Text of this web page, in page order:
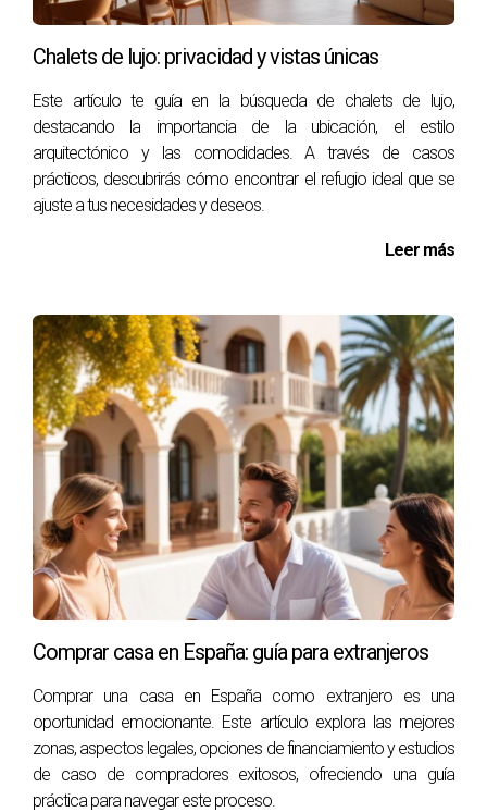
¿Puedo comprar una propiedad en España si
no soy residente?
Sí, los extranjeros pueden comprar propiedades en España
sin necesidad de ser residentes.
¿Cuáles son los costos adicionales al comprar
una propiedad?
Además del precio de compra, debes considerar
legales.
¿Necesito un abogado para comprar una
propiedad?
Aunque no es obligatorio, se recomienda encarecidamente
contratar a un abogado especializado para evitar
problemas legales.
¿Qué tipos de propiedades están disponibles
para extranjeros?
Existen diversas opciones como villas, apartamentos y
casas adosadas en diferentes regiones del país.
¿Cómo puedo financiar mi compra desde el
extranjero?
Puedes optar por hipotecas ofrecidas por bancos
españoles o financiar tu compra mediante bancos locales
Chalets de lujo: privacidad y vistas únicas
Este artículo te guía en la búsqueda de chalets de lujo,
destacando la importancia de la ubicación, el estilo
arquitectónico y las comodidades. A través de casos
prácticos, descubrirás cómo encontrar el refugio ideal que se
ajuste a tus necesidades y deseos.
Leer más
Comprar casa en España: guía para extranjeros
Comprar una casa en España como extranjero es una
oportunidad emocionante. Este artículo explora las mejores
zonas, aspectos legales, opciones de financiamiento y estudios
de caso de compradores exitosos, ofreciendo una guía
práctica para navegar este proceso.